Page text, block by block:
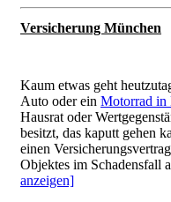
Versicherung München
Kaum etwas geht
Auto oder ein Motorrad in
Hausrat oder
besitzt, das kaputt gehen
einen
Objektes im Schadensfall
anzeigen]